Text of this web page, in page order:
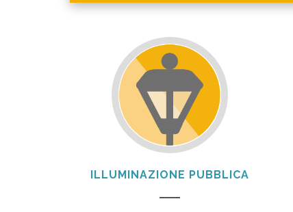
ILLUMINAZIONE PUBBLICA